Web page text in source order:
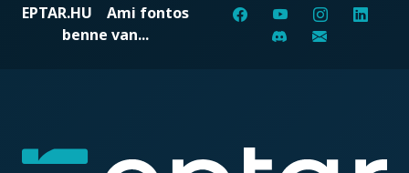
EPTAR.HU Ami fontos
benne van...